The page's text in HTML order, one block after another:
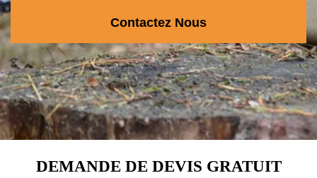
Contactez Nous
DEMANDE DE DEVIS GRATUIT